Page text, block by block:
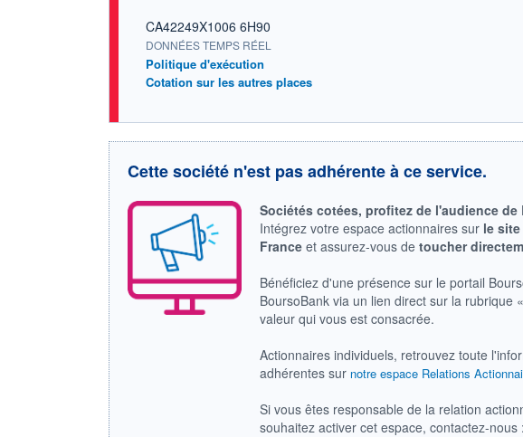
CA42249X1006 6H90
DONNÉES TEMPS RÉEL
Politique d'exécution
Cotation sur les autres places
Cette société n'est pas adhérente à ce service.
Sociétés cotées, profitez de l'audience de
Intégrez votre espace actionnaires sur le
France et assurez-vous detoucher
Bénéficiez d'une présence sur le portail
BoursoBank via un lien direct sur la rubrique
valeur qui vous est consacrée.
Actionnaires individuels, retrouvez toute
adhérentes sur notre espace Relations
Si vous êtes responsable de la relation
souhaitez activer cet espace, contactez-nous :